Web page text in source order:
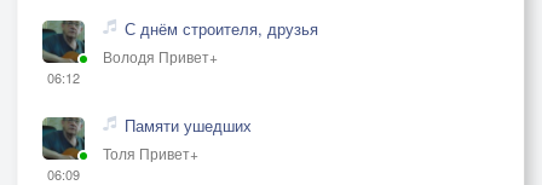
06:12
С днём строителя, друзья
Володя Привет+
06:09
Памяти ушедших
Толя Привет+